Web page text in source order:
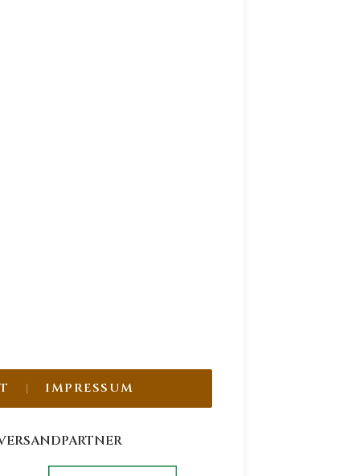
IMPRESSUM